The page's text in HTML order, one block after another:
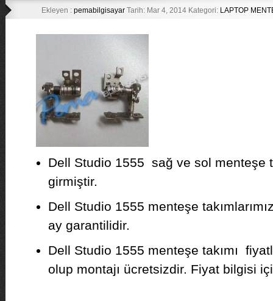
Ekleyen : pemabilgisayarTarih: Mar 4, 2014 Kategori: LAPTOP
Dell Studio 1555 sağ ve sol menteşe
girmiştir.
Dell Studio 1555 menteşe
ay garantilidir.
Dell Studio 1555 menteşe takımı
olup montajı ücretsizdir. Fiyat bilgisi